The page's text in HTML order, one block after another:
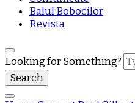
Balul Bobocilor
Revista
Looking for Something?